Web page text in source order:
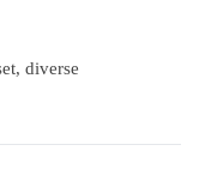
diverse